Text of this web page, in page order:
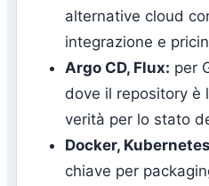
alternative cloud
integrazione e
Argo CD, Flux: per
dove il repository è
verità per lo stato
Docker,
chiave per